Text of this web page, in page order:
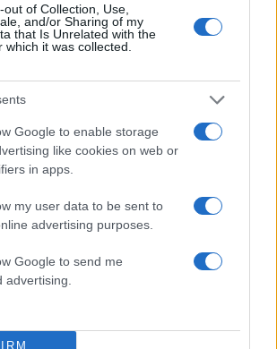
of Collection, Use,
and/or Sharing of my
that Is Unrelated with the
which it was collected.
Google to enable storage
like cookies on web or
in apps.
my user data to be sent to
advertising purposes.
Google to send me
advertising.
Τρίτο “Χρυσό Φοίνικα”
ο Χάνεκε